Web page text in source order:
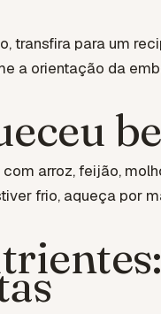
transfira para um
a orientação da
arroz, feijão,
frio, aqueça por